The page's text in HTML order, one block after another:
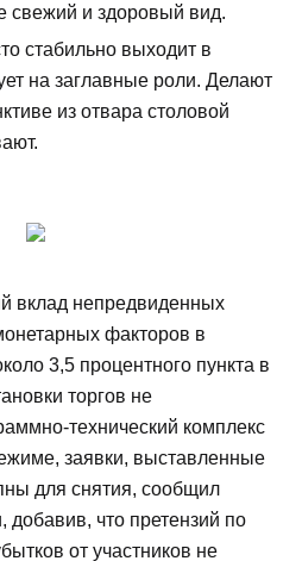
свежий и здоровый вид.
стабильно выходит в
на заглавные роли. Делают
из отвара столовой
вклад непредвиденных
факторов в
3,5 процентного пункта в
торгов не
технический комплекс
заявки, выставленные
для снятия, сообщил
добавив, что претензий по
от участников не